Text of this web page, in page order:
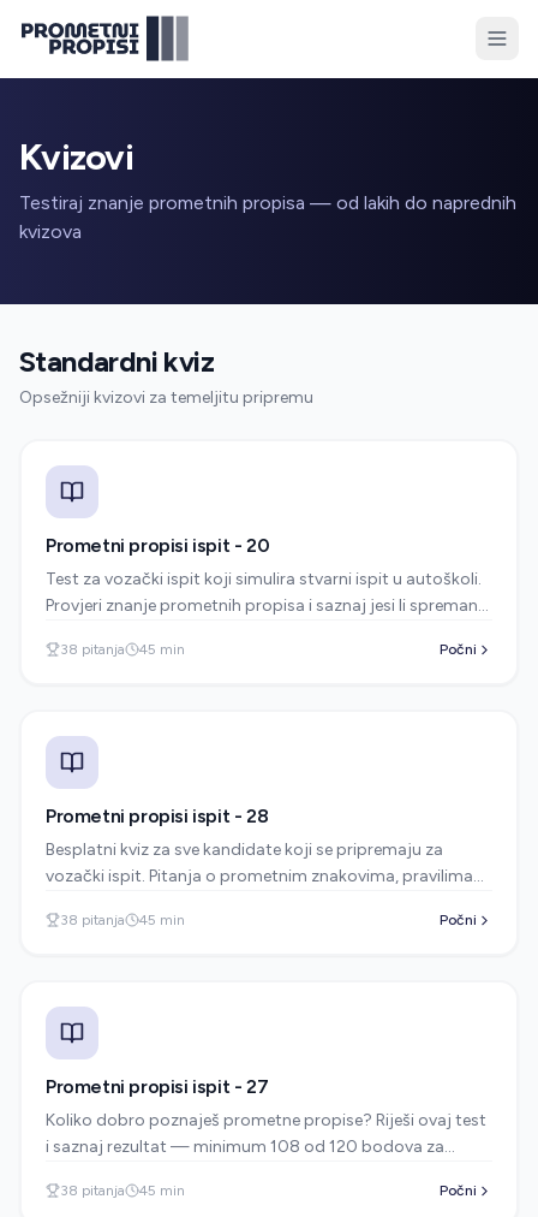
Kvizovi
Testiraj znanje prometnih propisa — od lakih do naprednih
kvizova
Standardni kviz
Opsežniji kvizovi za temeljitu pripremu
Prometni propisi ispit - 20
Test za vozački ispit koji simulira stvarni ispit u autoškoli.
Provjeri znanje prometnih propisa i saznaj jesi li spreman
38 pitanja 45 min Počni
Prometni propisi ispit - 28
Besplatni kviz za sve kandidate koji se pripremaju za
vozački ispit. Pitanja o prometnim znakovima, pravilima
38 pitanja 45 min Počni
Prometni propisi ispit - 27
Koliko dobro poznaješ prometne propise? Riješi ovaj test
i saznaj rezultat — minimum 108 od 120 bodova za
38 pitanja 45 min Počni